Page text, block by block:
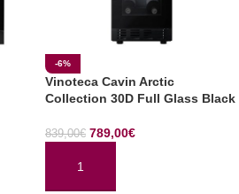
-6%
Vinoteca Cavin Arctic
Collection 30D Full Glass Black
839,00€ 789,00€
AÑADIR AL CARRITO